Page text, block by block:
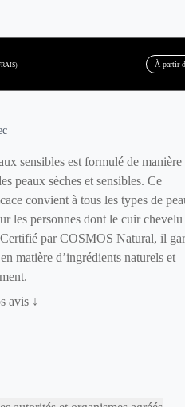
À partir
sensibles est formulé de manière
peaux sèches et sensibles. Ce
convient à tous les types de
les personnes dont le cuir chevelu
par COSMOS Natural, il
matière d’ingrédients naturels et
avis ↓